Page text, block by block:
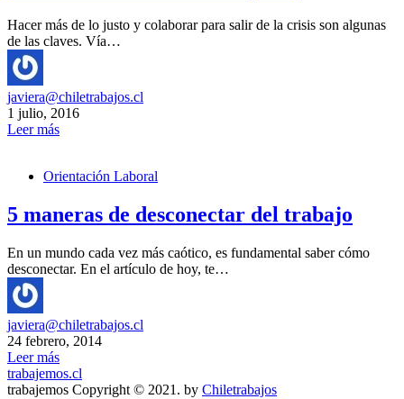
Hacer más de lo justo y colaborar para salir de la crisis son algunas
de las claves. Vía…
javiera@chiletrabajos.cl
1 julio, 2016
Leer más
Orientación Laboral
5 maneras de desconectar del trabajo
En un mundo cada vez más caótico, es fundamental saber cómo
desconectar. En el artículo de hoy, te…
javiera@chiletrabajos.cl
24 febrero, 2014
Leer más
trabajemos.cl
trabajemos Copyright © 2021. by Chiletrabajos